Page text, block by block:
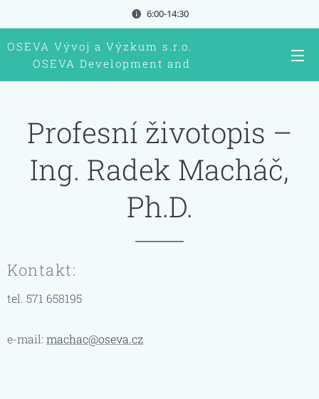
6:00-14:30
OSEVA Vývoj a Výzkum s.r.o.
OSEVA Development and
research Ltd.
Profesní životopis –
Ing. Radek Macháč,
Ph.D.
Kontakt:
tel. 571 658195
e-mail: machac@oseva.cz